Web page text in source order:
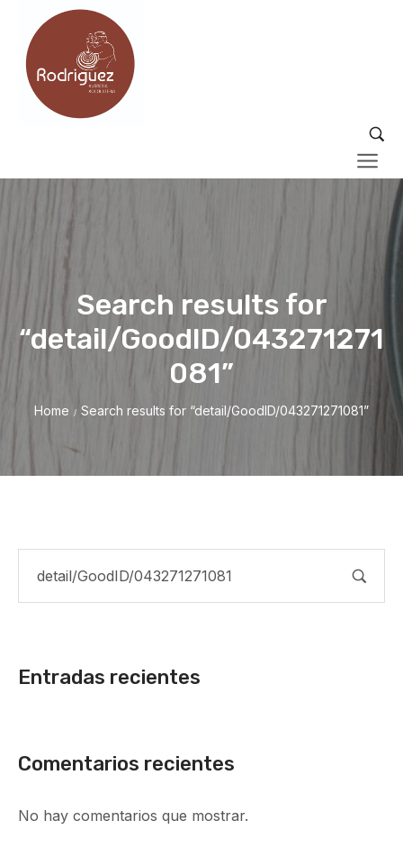
Search results for
“detail/GoodID/043271271
081”
Home / Search results for “detail/GoodID/043271271081”
Entradas recientes
Comentarios recientes
No hay comentarios que mostrar.